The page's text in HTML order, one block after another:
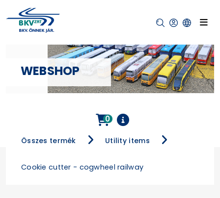
WEBSHOP
Összes termék Utility items
Cookie cutter - cogwheel railway
0